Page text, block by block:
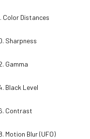
. Color Distances
. Sharpness
. Gamma
. Black Level
. Contrast
. Motion Blur (UFO)